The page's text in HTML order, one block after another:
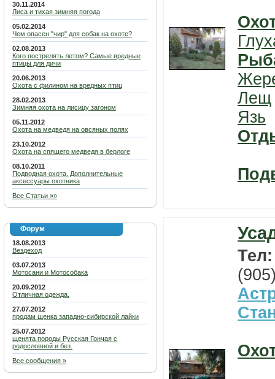
30.11.2014
Лиса и тихая зимняя погода
05.02.2014
Чем опасен "чир" для собак на охоте?
02.08.2013
Кого пострелять летом? Самые вредные
птицы для дичи
20.06.2013
Охота с филином на вредных птиц
28.02.2013
Зимняя охота на лисицу загоном
05.11.2012
Охота на медведя на овсяных полях
23.10.2012
Охота на спящего медведя в берлоге
08.10.2011
Подводная охота. Дополнительные
аксессуары охотника
Все Статьи »»
Форум
18.08.2013
Вездеход
03.07.2013
Мотосани и Мотособака
20.09.2012
Отличная одежда.
27.07.2012
продам щенка западно-сибирской лайки
25.07.2012
щенята породы Русская Гончая с
родословной и без.
Все сообщения »
Лещ
Язь